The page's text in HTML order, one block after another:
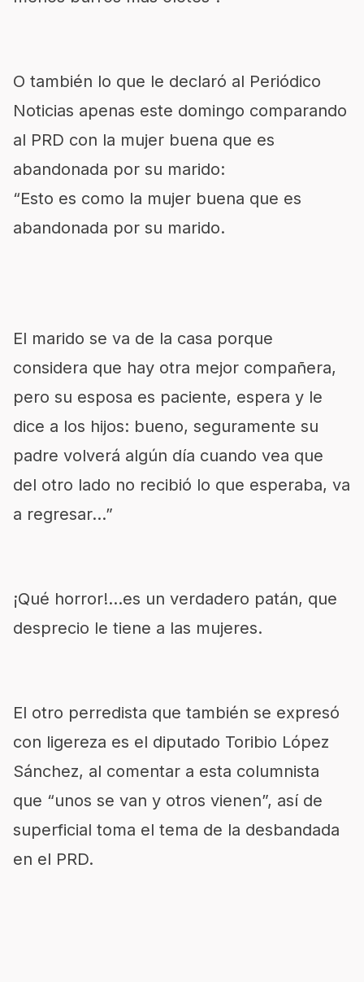
O también lo que le declaró al Periódico
Noticias apenas este domingo comparando
al PRD con la mujer buena que es
abandonada por su marido:
“Esto es como la mujer buena que es
abandonada por su marido.
El marido se va de la casa porque
considera que hay otra mejor compañera,
pero su esposa es paciente, espera y le
dice a los hijos: bueno, seguramente su
padre volverá algún día cuando vea que
del otro lado no recibió lo que esperaba, va
a regresar…”
¡Qué horror!…es un verdadero patán, que
desprecio le tiene a las mujeres.
El otro perredista que también se expresó
con ligereza es el diputado Toribio López
Sánchez, al comentar a esta columnista
que “unos se van y otros vienen”, así de
superficial toma el tema de la desbandada
en el PRD.